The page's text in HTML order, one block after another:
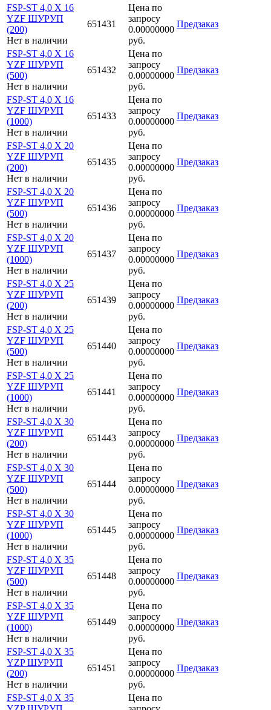
FSP-ST 4,0 X 16
YZF ШУРУП
(200)
Нет в наличии
651431
Цена по
запросу
0.00000000
руб.
Предзаказ
FSP-ST 4,0 X 16
YZF ШУРУП
(500)
Нет в наличии
651432
Цена по
запросу
0.00000000
руб.
Предзаказ
FSP-ST 4,0 X 16
YZF ШУРУП
(1000)
Нет в наличии
651433
Цена по
запросу
0.00000000
руб.
Предзаказ
FSP-ST 4,0 X 20
YZF ШУРУП
(200)
Нет в наличии
651435
Цена по
запросу
0.00000000
руб.
Предзаказ
FSP-ST 4,0 X 20
YZF ШУРУП
(500)
Нет в наличии
651436
Цена по
запросу
0.00000000
руб.
Предзаказ
FSP-ST 4,0 X 20
YZF ШУРУП
(1000)
Нет в наличии
651437
Цена по
запросу
0.00000000
руб.
Предзаказ
FSP-ST 4,0 X 25
YZF ШУРУП
(200)
Нет в наличии
651439
Цена по
запросу
0.00000000
руб.
Предзаказ
FSP-ST 4,0 X 25
YZF ШУРУП
(500)
Нет в наличии
651440
Цена по
запросу
0.00000000
руб.
Предзаказ
FSP-ST 4,0 X 25
YZF ШУРУП
(1000)
Нет в наличии
651441
Цена по
запросу
0.00000000
руб.
Предзаказ
FSP-ST 4,0 X 30
YZF ШУРУП
(200)
Нет в наличии
651443
Цена по
запросу
0.00000000
руб.
Предзаказ
FSP-ST 4,0 X 30
YZF ШУРУП
(500)
Нет в наличии
651444
Цена по
запросу
0.00000000
руб.
Предзаказ
FSP-ST 4,0 X 30
YZF ШУРУП
(1000)
Нет в наличии
651445
Цена по
запросу
0.00000000
руб.
Предзаказ
FSP-ST 4,0 X 35
YZF ШУРУП
(500)
Нет в наличии
651448
Цена по
запросу
0.00000000
руб.
Предзаказ
FSP-ST 4,0 X 35
YZF ШУРУП
(1000)
Нет в наличии
651449
Цена по
запросу
0.00000000
руб.
Предзаказ
FSP-ST 4,0 X 35
YZP ШУРУП
(200)
Нет в наличии
651451
Цена по
запросу
0.00000000
руб.
Предзаказ
FSP-ST 4,0 X 35
Цена по